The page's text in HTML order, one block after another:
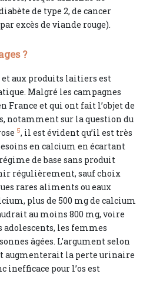
de type 2, de cancer
excès de viande rouge).
?
aux produits laitiers est
Malgré les campagnes
France et qui ont fait l’objet de
notamment sur la question du
5, il est évident qu’il est très
en calcium en écartant
de base sans produit
régulièrement, sauf choix
rares aliments ou eaux
plus de 500 mg de calcium
au moins 800 mg, voire
adolescents, les femmes
âgées. L’argument selon
augmenterait la perte urinaire
inefficace pour l’os est